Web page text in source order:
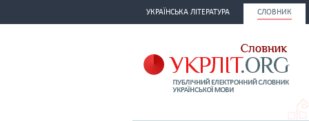
УКРАЇНСЬКА ЛІТЕРАТУРА СЛОВНИК